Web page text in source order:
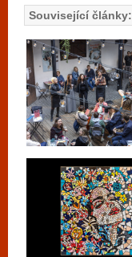
Související články: